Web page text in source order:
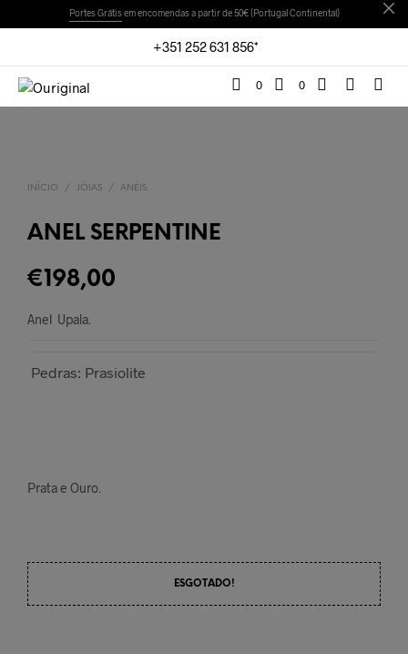
Portes Grátisem encomendas a partir de 50€ (Portugal Continental)
+351 252 631 856*
0 0
INÍCIO / JÓIAS / ANÉIS
ANEL SERPENTINE
€198,00
Anel Upala.
Pedras: Prasiolite
Prata e Ouro.
ESGOTADO!